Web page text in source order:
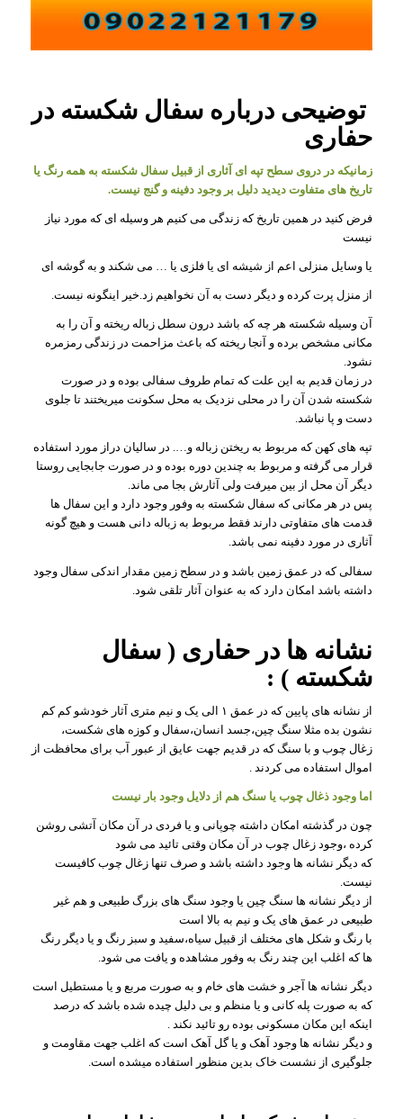
توضیحی درباره سفال شکسته در
حفاری
زمانیکه در دروی سطح تپه ای آثاری از قبیل سفال شکسته به همه رنگ یا
تاریخ های متفاوت دیدید دلیل بر وجود دفینه و گنج نیست.
فرض کنید در همین تاریخ که زندگی می کنیم هر وسیله ای که مورد نیاز
نیست
یا وسایل منزلی اعم از شیشه ای یا فلزی یا … می شکند و به گوشه ای
از منزل پرت کرده و دیگر دست به آن نخواهیم زد.خیر اینگونه نیست.
آن وسیله شکسته هر چه که باشد درون سطل زباله ریخته و آن را به
مکانی مشخص برده و آنجا ریخته که باعث مزاحمت در زندگی رمزمره
نشود.
در زمان قدیم به این علت که تمام طروف سفالی بوده و در صورت
شکسته شدن آن را در محلی نزدیک به محل سکونت میریختند تا جلوی
دست و پا نباشد.
تپه های کهن که مربوط به ریختن زباله و…. در سالیان دراز مورد استفاده
قرار می گرفته و مربوط به چندین دوره بوده و در صورت جابجایی روستا
دیگر آن محل از بین میرفت ولی آثارش بجا می ماند.
پس در هر مکانی که سفال شکسته به وفور وجود دارد و این سفال ها
قدمت های متفاوتی دارند فقط مربوط به زباله دانی هست و هیچ گونه
آثاری در مورد دفینه نمی باشد.
سفالی که در عمق زمین باشد و در سطح زمین مقدار اندکی سفال وجود
داشته باشد امکان دارد که به عنوان آثار تلقی شود.
نشانه ها در حفاری ( سفال
شکسته ) :
از نشانه های پایین که در عمق ۱ الی یک و نیم متری آثار خودشو کم کم
نشون بده مثلا سنگ چین،جسد انسان،سفال و کوزه های شکست،
زغال چوب و با سنگ که در قدیم جهت عایق از عبور آب برای محافظت از
اموال استفاده می کردند .
اما وجود ذغال چوب یا سنگ هم از دلایل وجود بار نیست
چون در گذشته امکان داشته چوپانی و یا فردی در آن مکان آتشی روشن
کرده ،وجود زغال چوب در آن مکان وقتی تائید می شود
که دیگر نشانه ها وجود داشته باشد و صرف تنها زغال چوب کافیست
نیست.
از دیگر نشانه ها سنگ چین یا وجود سنگ های بزرگ طبیعی و هم غیر
طبیعی در عمق های یک و نیم به بالا است
با رنگ و شکل های مختلف از قبیل سیاه،سفید و سبز رنگ و یا دیگر رنگ
ها که اغلب این چند رنگ به وفور مشاهده و یافت می شود.
دیگر نشانه ها آجر و خشت های خام و به صورت مربع و یا مستطیل است
که به صورت پله کانی و یا منظم و بی دلیل چیده شده باشد که درصد
اینکه این مکان مسکونی بوده رو تائید نکند .
و دیگر نشانه ها وجود آهک و یا گل آهک است که اغلب جهت مقاومت و
جلوگیری از نشست خاک بدین منظور استفاده میشده است.